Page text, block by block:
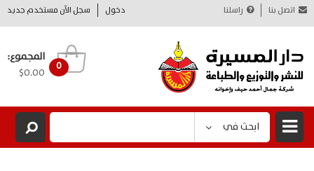
دخول سجل الآن مستخدم جديد اتصل بنا راسلنا
0
المجموع:
$0.00
ابحث في